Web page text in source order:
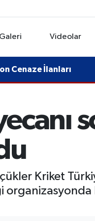
Videolar
Cenaze İlanları
Kriket
organizasyonda